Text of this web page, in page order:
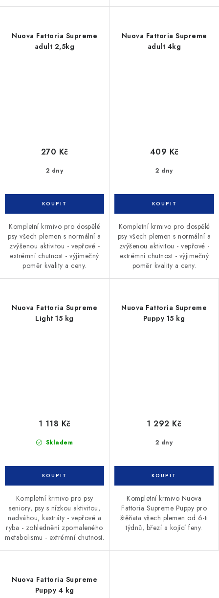
Nuova Fattoria Supreme
adult 2,5kg
2 dny
270 Kč
Kompletní krmivo pro dospělé
psy všech plemen s normální a
zvýšenou aktivitou - vepřové -
extrémní chutnost - výjimečný
poměr kvality a ceny.
Nuova Fattoria Supreme
adult 4kg
2 dny
409 Kč
Kompletní krmivo pro dospělé
psy všech plemen s normální a
zvýšenou aktivitou - vepřové -
extrémní chutnost - výjimečný
poměr kvality a ceny.
Nuova Fattoria Supreme
Light 15 kg
Skladem
1 118 Kč
Kompletní krmivo pro psy
seniory, psy s nízkou aktivitou,
nadváhou, kastráty - vepřové a
ryba - zohlednění zpomaleného
metabolismu - extrémní chutnost.
Nuova Fattoria Supreme
Puppy 15 kg
2 dny
1 292 Kč
Kompletní krmivo Nuova
Fattoria Supreme Puppy pro
štěňata všech plemen od 6-ti
týdnů, březí a kojící feny.
Nuova Fattoria Supreme
Puppy 4 kg